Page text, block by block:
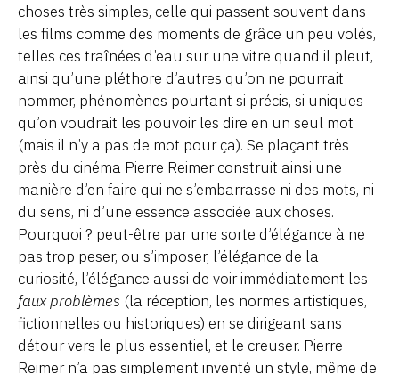
choses très simples, celle qui passent souvent dans
les films comme des moments de grâce un peu volés,
telles ces traînées d’eau sur une vitre quand il pleut,
ainsi qu’une pléthore d’autres qu’on ne pourrait
nommer, phénomènes pourtant si précis, si uniques
qu’on voudrait les pouvoir les dire en un seul mot
(mais il n’y a pas de mot pour ça). Se plaçant très
près du cinéma Pierre Reimer construit ainsi une
manière d’en faire qui ne s’embarrasse ni des mots, ni
du sens, ni d’une essence associée aux choses.
Pourquoi ? peut-être par une sorte d’élégance à ne
pas trop peser, ou s’imposer, l’élégance de la
curiosité, l’élégance aussi de voir immédiatement les
faux problèmes (la réception, les normes artistiques,
fictionnelles ou historiques) en se dirigeant sans
détour vers le plus essentiel, et le creuser. Pierre
Reimer n’a pas simplement inventé un style, même de